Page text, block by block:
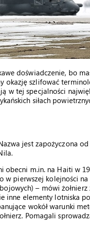
doświadczenie, bo
okazję szlifować
w tej specjalności
siłach
jest zapożyczona od
m.in. na Haiti w
w pierwszej kolejności
– mówi
inne elementy lotniska
wokół warunki
Pomagali